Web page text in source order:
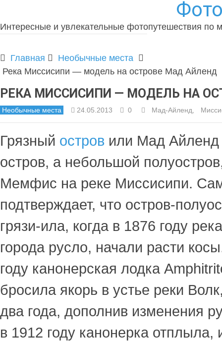
Интересные и увлекательные фотопутешествия по
Главная
Необычные места
Река Миссисипи — модель на острове Мад Айленд
РЕКА МИССИСИПИ — МОДЕЛЬ НА
Необычные места 24.05.2013 0 Мад-Айленд
Грязный остров или Мад
остров, а небольшой
Мемфис на реке Миссисипи.
подтверждает, что остров-
грязи-ила, когда в 1876 году
города русло, начали расти
году канонерская лодка
бросила якорь в устье реки
два года, дополнив изменения
в 1912 году канонерка